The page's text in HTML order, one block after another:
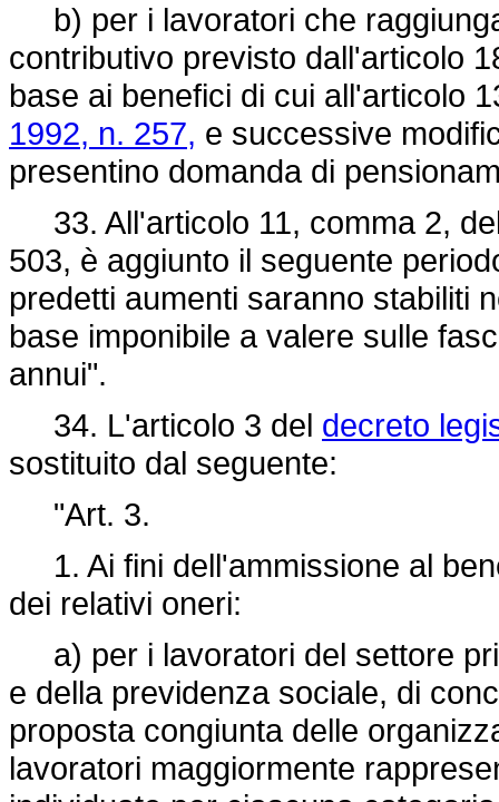
b) per i lavoratori che
contributivo previsto dall'articolo
base ai benefici di cui all'articolo
1992, n. 257, e successive
presentino domanda di
33. All'articolo 11, comma 2,
503, è aggiunto il seguente
predetti aumenti saranno stabiliti
base imponibile a valere sulle
annui".
34. L'articolo 3 del decreto
sostituito dal seguente:
"Art. 3.
1. Ai fini dell'ammissione al
dei relativi oneri:
a) per i lavoratori del settore
e della previdenza sociale, di
proposta congiunta delle
lavoratori maggiormente